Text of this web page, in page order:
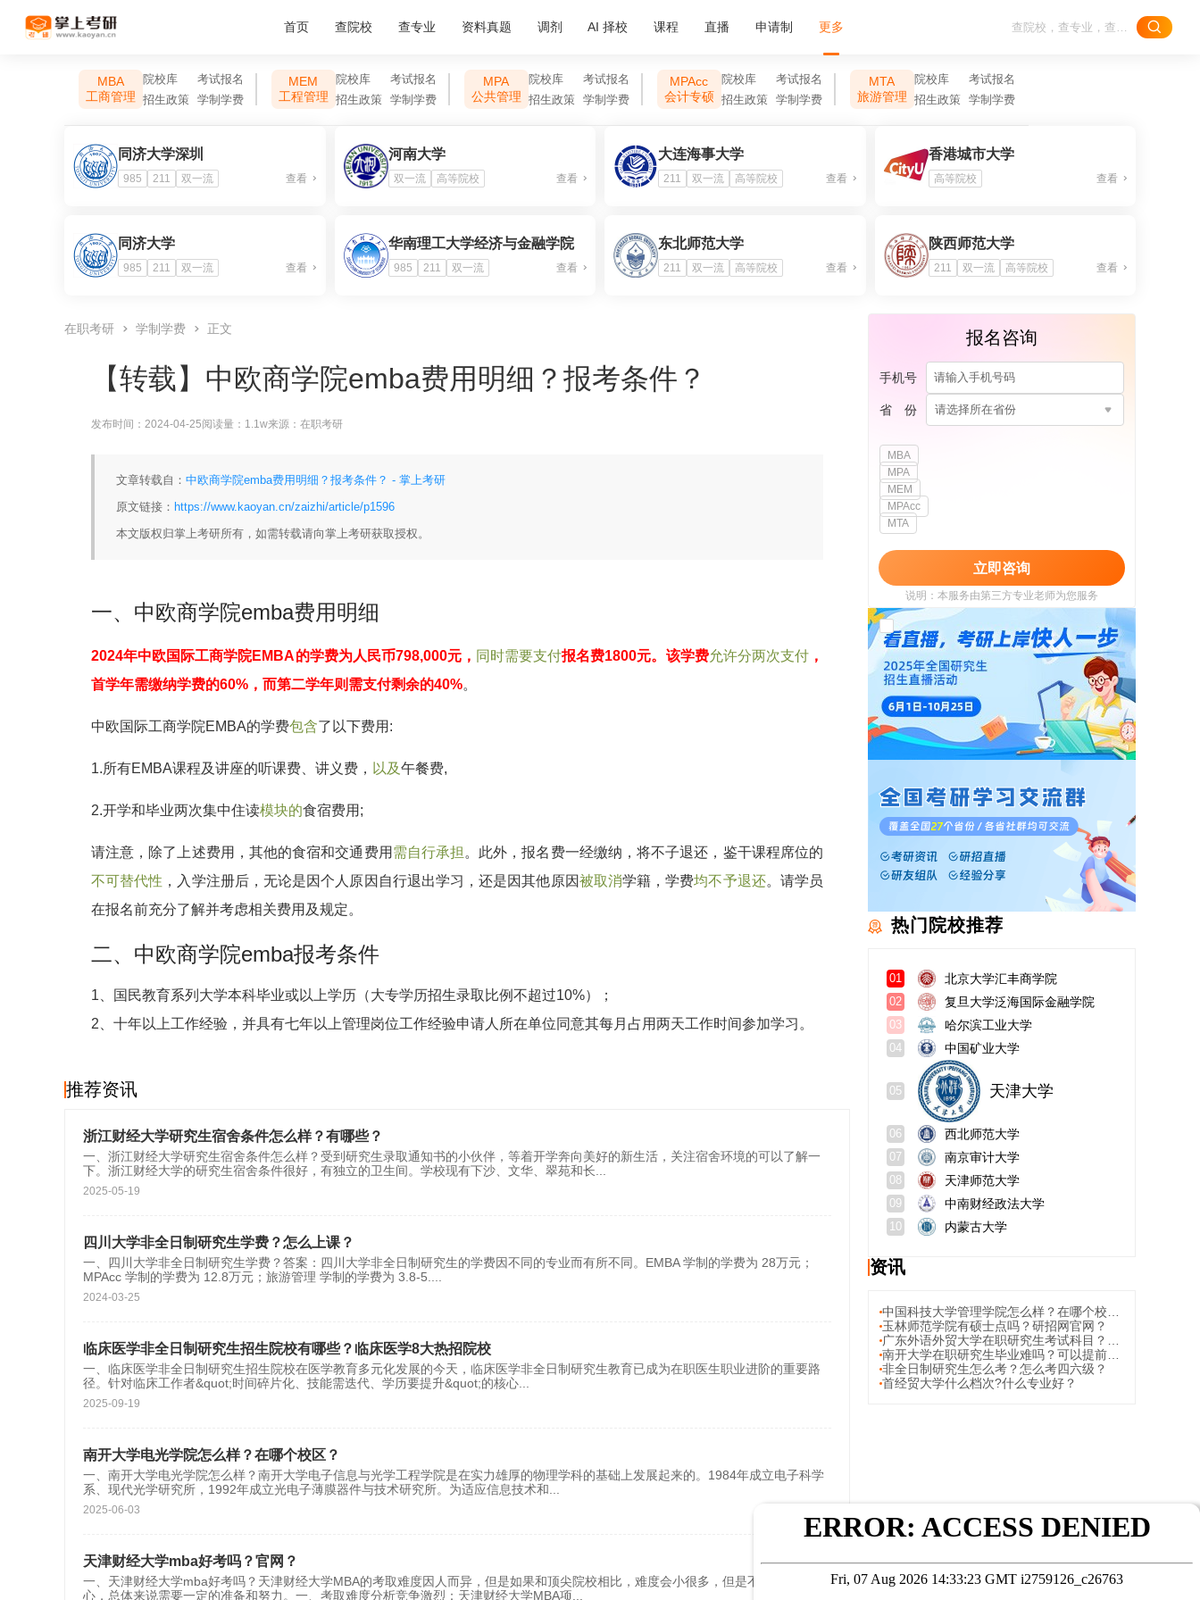
首页 查院校 查专业 资料真题 调剂 AI 择校 课程 直播 申请制 更多
MBA
工商管理
院校库
考试报名
招生政策
学制学费
MEM
工程管理
院校库
考试报名
招生政策
学制学费
MPA
公共管理
院校库
考试报名
招生政策
学制学费
MPAcc
会计专硕
院校库
考试报名
招生政策
学制学费
MTA
旅游管理
院校库
考试报名
招生政策
学制学费
同济大学深圳
985 211 双一流 查看
河南大学
双一流 高等院校 查看
大连海事大学
211 双一流 高等院校 查看
香港城市大学
高等院校 查看
同济大学
985 211 双一流 查看
华南理工大学经济与金融学院
985 211 双一流 查看
东北师范大学
211 双一流 高等院校 查看
陕西师范大学
211 双一流 高等院校 查看
在职考研 学制学费 正文
【转载】 中欧商学院emba费用明细？报考条件？
发布时间： 2024-04-25阅读量： 1.1w来源： 在职考研
文章转载自： 中欧商学院emba费用明细？报考条件？ - 掌上考研
原文链接： https://www.kaoyan.cn/zaizhi/article/p1596
本文版权归掌上考研所有，如需转载请向掌上考研获取授权。
一、中欧商学院emba费用明细
2024年中欧国际工商学院EMBA的学费为人民币798,000元， 同时需要支付报名费1800元。该学费允许分两次支付 ，
首学年需缴纳学费的60%，而第二学年则需支付剩余的40%。
中欧国际工商学院EMBA的学费包含了以下费用:
1.所有EMBA课程及讲座的听课费、讲义费， 以及午餐费,
2.开学和毕业两次集中住读模块的食宿费用;
请注意，除了上述费用，其他的食宿和交通费用 需自行承担 。此外，报名费一经缴纳，将不子退还，鉴干课程席位的
不可替代性 ，入学注册后，无论是因个人原因自行退出学习，还是因其他原因被取消学籍，学费均不予退还。请学员
在报名前充分了解并考虑相关费用及规定。
二、中欧商学院emba报考条件
1、国民教育系列大学本科毕业或以上学历（大专学历招生录取比例不超过10%）；
2、十年以上工作经验，并具有七年以上管理岗位工作经验申请人所在单位同意其每月占用两天工作时间参加学习。
推荐资讯
浙江财经大学研究生宿舍条件怎么样？有哪些？
一、浙江财经大学研究生宿舍条件怎么样？受到研究生录取通知书的小伙伴，等着开学奔向美好的新生活，关注宿舍环境的可以了解一
下。浙江财经大学的研究生宿舍条件很好，有独立的卫生间。学校现有下沙、文华、翠苑和长
2025-05-19
四川大学非全日制研究生学费？怎么上课？
一、四川大学非全日制研究生学费？答案：四川大学非全日制研究生的学费因不同的专业而有所不同。EMBA 学制的学费为 28万元；
MPAcc 学制的学费为 12.8万元；旅游管理 学制的学费为 3.8-5.
2024-03-25
临床医学非全日制研究生招生院校有哪些？临床医学8大热招院校
一、临床医学非全日制研究生招生院校在医学教育多元化发展的今天，临床医学非全日制研究生教育已成为在职医生职业进阶的重要路
径。针对临床工作者&quot;时间碎片化、技能需迭代、学历要提升&quot;的核心
2025-09-19
南开大学电光学院怎么样？在哪个校区？
一、南开大学电光学院怎么样？南开大学电子信息与光学工程学院是在实力雄厚的物理学科的基础上发展起来的。1984年成立电子科学
系、现代光学研究所，1992年成立光电子薄膜器件与技术研究所。为适应信息技术和
2025-06-03
天津财经大学mba好考吗？官网？
一、天津财经大学mba好考吗？天津财经大学MBA的考取难度因人而异，但是如果和顶尖院校相比，难度会小很多，但是不能掉以轻
心，总体来说需要一定的准备和努力。一、考取难度分析竞争激烈：天津财经大学MBA项
报名咨询
手机号
省 份 请选择所在省份
MBA
MPA
MEM
MPAcc
MTA
立即咨询
说明：本服务由第三方专业老师为您服务
我已阅读并同意 《用户政策》
《用户服务
使用协议》
热门院校推荐
01 北京大学汇丰商学院
02 复旦大学泛海国际金融学院
03 哈尔滨工业大学
04 中国矿业大学
天津大学
07 南京审计大学
08 天津师范大学
09 中南财经政法大学
10 内蒙古大学
资讯
玉林师范学院有硕士点吗？研招网官网？
非全日制研究生怎么考？怎么考四六级？
首经贸大学什么档次?什么专业好？